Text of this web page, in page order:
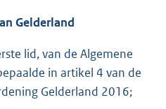
Gelderland
lid, van de Algemene
in artikel 4 van de
Gelderland 2016;